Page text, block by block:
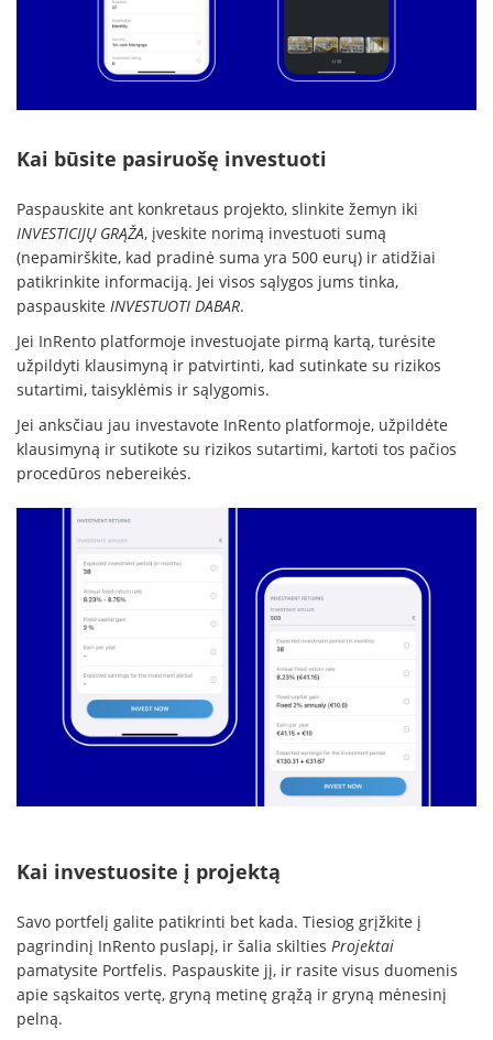
Kai būsite pasiruošę investuoti
Paspauskite ant konkretaus projekto, slinkite žemyn iki
INVESTICIJŲ GRĄŽA, įveskite norimą investuoti sumą
(nepamirškite, kad pradinė suma yra 500 eurų) ir atidžiai
patikrinkite informaciją. Jei visos sąlygos jums tinka,
paspauskite INVESTUOTI DABAR.
Jei InRento platformoje investuojate pirmą kartą, turėsite
užpildyti klausimyną ir patvirtinti, kad sutinkate su rizikos
sutartimi, taisyklėmis ir sąlygomis.
Jei anksčiau jau investavote InRento platformoje, užpildėte
klausimyną ir sutikote su rizikos sutartimi, kartoti tos pačios
procedūros nebereikės.
Kai investuosite į projektą
Savo portfelį galite patikrinti bet kada. Tiesiog grįžkite į
pagrindinį InRento puslapį, ir šalia skilties Projektai
pamatysite Portfelis. Paspauskite jį, ir rasite visus duomenis
apie sąskaitos vertę, gryną metinę grąžą ir gryną mėnesinį
pelną.